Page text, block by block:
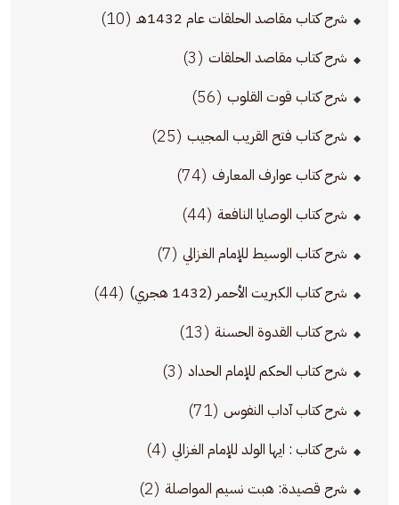
شرح كتاب مقاصد الحلقات عام 1432هـ (10)
شرح كتاب مقاصد الحلقات (3)
شرح كتاب قوت القلوب (56)
شرح كتاب فتح القريب المجيب (25)
شرح كتاب عوارف المعارف (74)
شرح كتاب الوصايا النافعة (44)
شرح كتاب الوسيط للإمام الغزالي (7)
شرح كتاب الكبريت الأحمر (1432 هجري) (44)
شرح كتاب القدوة الحسنة (13)
شرح كتاب الحكم للإمام الحداد (3)
شرح كتاب آداب النفوس (71)
شرح كتاب : ايها الولد للإمام الغزالي (4)
شرح قصيدة: هبت نسيم المواصلة (2)